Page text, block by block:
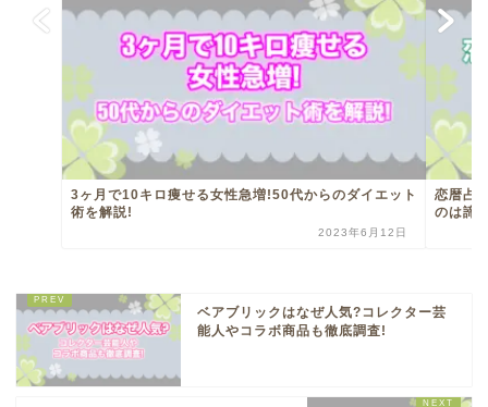
3ヶ月で10キロ痩せる女性急増!50代からのダイエット
術を解説!
2023年6月12日
恋暦占
のは諦
ベアブリックはなぜ人気?コレクター芸
能人やコラボ商品も徹底調査!